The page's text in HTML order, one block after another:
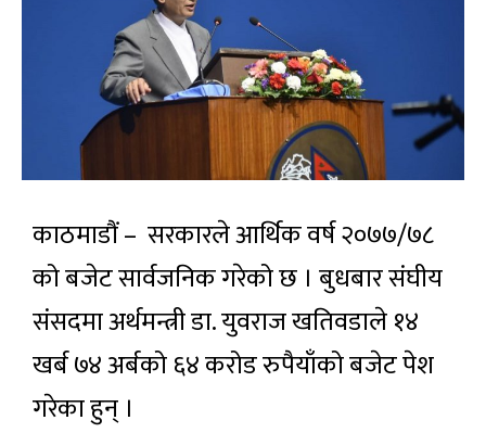
काठमाडौं – सरकारले आर्थिक वर्ष २०७७/७८
को बजेट सार्वजनिक गरेको छ । बुधबार संघीय
संसदमा अर्थमन्त्री डा. युवराज खतिवडाले १४
खर्ब ७४ अर्बको ६४ करोड रुपैयाँको बजेट पेश
गरेका हुन् ।